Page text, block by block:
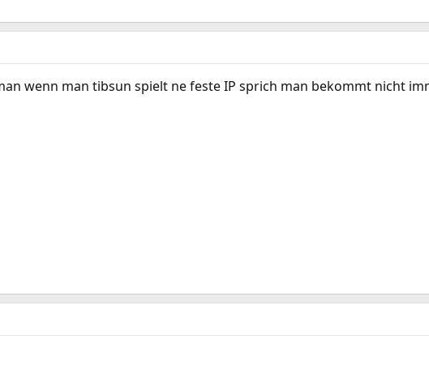
wenn man tibsun spielt ne feste IP sprich man bekommt nicht